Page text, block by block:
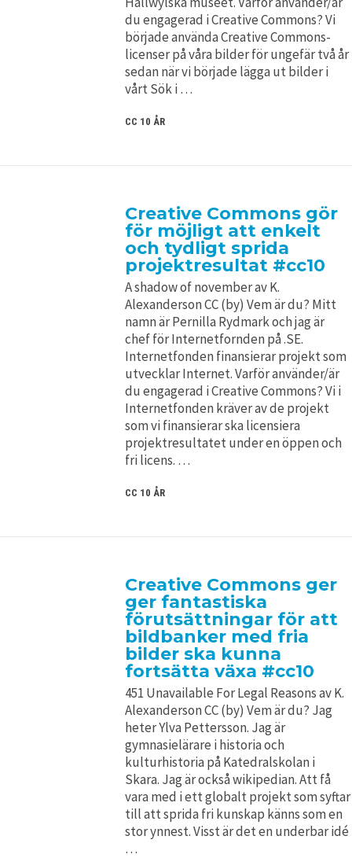
du engagerad i Creative Commons? Vi
började använda Creative Commons-
licenser på våra bilder för ungefär två år
sedan när vi började lägga ut bilder i
vårt Sök i …
CC 10 ÅR
Creative Commons gör
för möjligt att enkelt
och tydligt sprida
projektresultat #cc10
A shadow of november av K.
Alexanderson CC (by) Vem är du? Mitt
namn är Pernilla Rydmark och jag är
chef för Internetfornden på .SE.
Internetfonden finansierar projekt som
utvecklar Internet. Varför använder/är
du engagerad i Creative Commons? Vi i
Internetfonden kräver av de projekt
som vi finansierar ska licensiera
projektresultatet under en öppen och
fri licens. …
CC 10 ÅR
Creative Commons ger
ger fantastiska
förutsättningar för att
bildbanker med fria
bilder ska kunna
fortsätta växa #cc10
451 Unavailable For Legal Reasons av K.
Alexanderson CC (by) Vem är du? Jag
heter Ylva Pettersson. Jag är
gymnasielärare i historia och
kulturhistoria på Katedralskolan i
Skara. Jag är också wikipedian. Att få
vara med i ett globalt projekt som syftar
till att sprida fri kunskap känns som en
stor ynnest. Visst är det en underbar idé
…